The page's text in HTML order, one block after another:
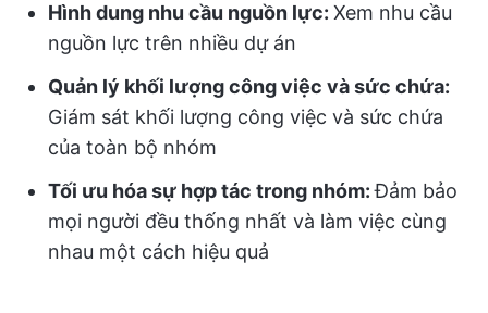
Hình dung nhu cầu nguồn lực: Xem nhu cầu
nguồn lực trên nhiều dự án
Quản lý khối lượng công việc và sức chứa:
Giám sát khối lượng công việc và sức chứa
của toàn bộ nhóm
Tối ưu hóa sự hợp tác trong nhóm:Đảm bảo
mọi người đều thống nhất và làm việc cùng
nhau một cách hiệu quả